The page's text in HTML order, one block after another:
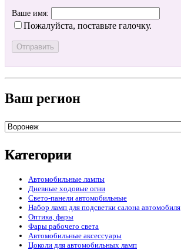
Ваше имя:
Пожалуйста, поставьте галочку.
Ваш регион
Категории
Автомобильные лампы
Дневные ходовые огни
Свето-панели автомобильные
Набор ламп для подсветки салона автомобиля
Оптика, фары
Фары рабочего света
Автомобильные аксессуары
Цоколи для автомобильных ламп